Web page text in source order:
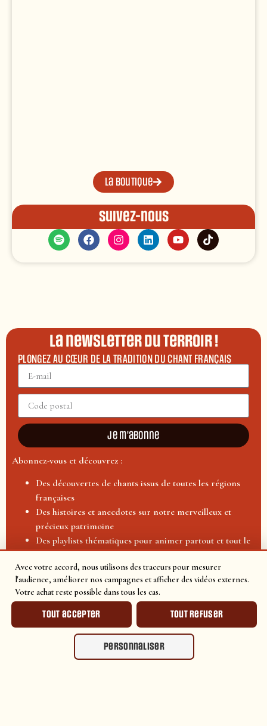
Avec votre accord, nous utilisons des traceurs pour mesurer
l'audience, améliorer nos campagnes et afficher des vidéos externes.
Votre achat reste possible dans tous les cas.
Tout accepter Tout refuser
Personnaliser
La boutique
Suivez-nous
La newsletter du terroir !
PLONGEZ AU CŒUR DE LA TRADITION DU CHANT FRANÇAIS
Je m'abonne
Abonnez-vous et découvrez :
Des découvertes de chants issus de toutes les régions
françaises
Des histoires et anecdotes sur notre merveilleux et
précieux patrimoine
Des playlists thématiques pour animer partout et tout le
monde
Des promotions exclusives sur le shop !
Site français de
Retour au
répertoire